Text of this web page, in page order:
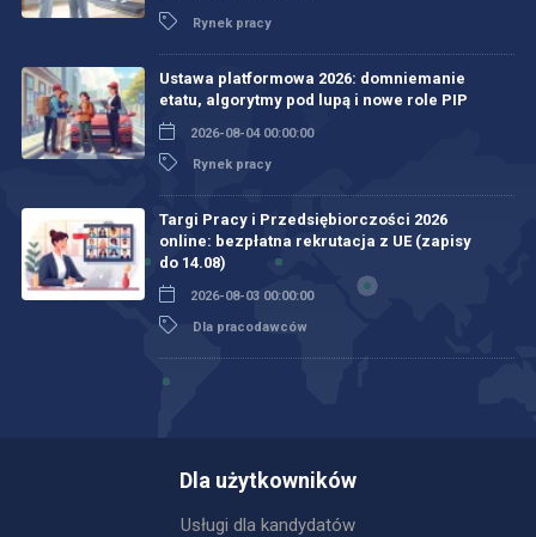
Rynek pracy
Ustawa platformowa 2026: domniemanie
etatu, algorytmy pod lupą i nowe role PIP
2026-08-04 00:00:00
Rynek pracy
Targi Pracy i Przedsiębiorczości 2026
online: bezpłatna rekrutacja z UE (zapisy
do 14.08)
2026-08-03 00:00:00
Dla pracodawców
Dla użytkowników
Usługi dla kandydatów